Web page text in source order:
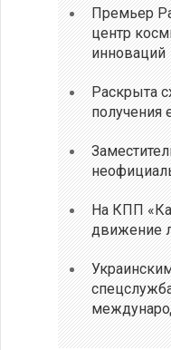
Премьер
центр
инноваций
Раскрыта
получения
На КПП
движение